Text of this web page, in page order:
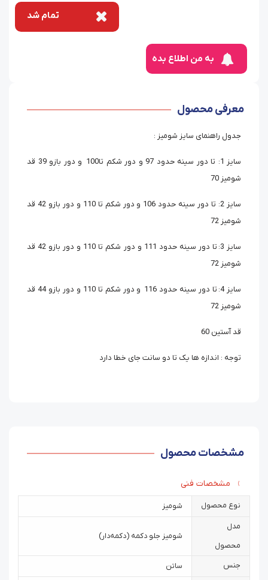
تمام شد
به من اطلاع بده
معرفی محصول
جدول راهنمای سایز شومیز :
سایز 1: تا دور سینه حدود 97 و دور شکم تا100 و دور بازو 39 قد
شومیز 70
سایز 2: تا دور سینه حدود 106 و دور شکم تا 110 و دور بازو 42 قد
شومیز 72
سایز 3: تا دور سینه حدود 111 و دور شکم تا 110 و دور بازو 42 قد
شومیز 72
سایز 4: تا دور سینه حدود 116 و دور شکم تا 110 و دور بازو 44 قد
شومیز 72
قد آستین 60
توجه : اندازه ها یک تا دو سانت جای خطا دارد
مشخصات محصول
مشخصات فنی
نوع محصول شومیز
مدل
محصول
شومیز جلو دکمه (دکمه‌دار)
جنس ساتن